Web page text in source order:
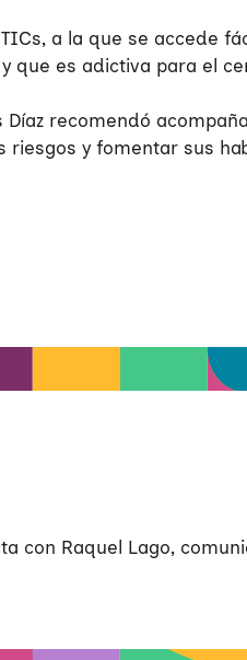
a la que se accede
es adictiva para el
recomendó
y fomentar sus
con Raquel Lago,